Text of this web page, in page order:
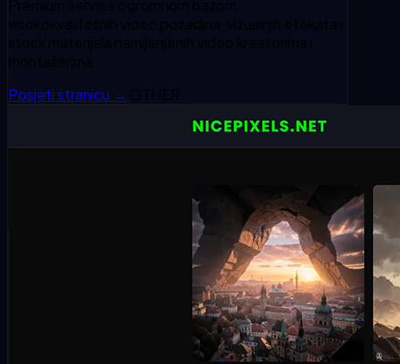
Premium servis s ogromnom bazom
visokokvalitetnih video pozadina, vizualnih efekata i
stock materijala namijenjenih video kreatorima i
montažerima.
Posjeti stranicu → OTHER